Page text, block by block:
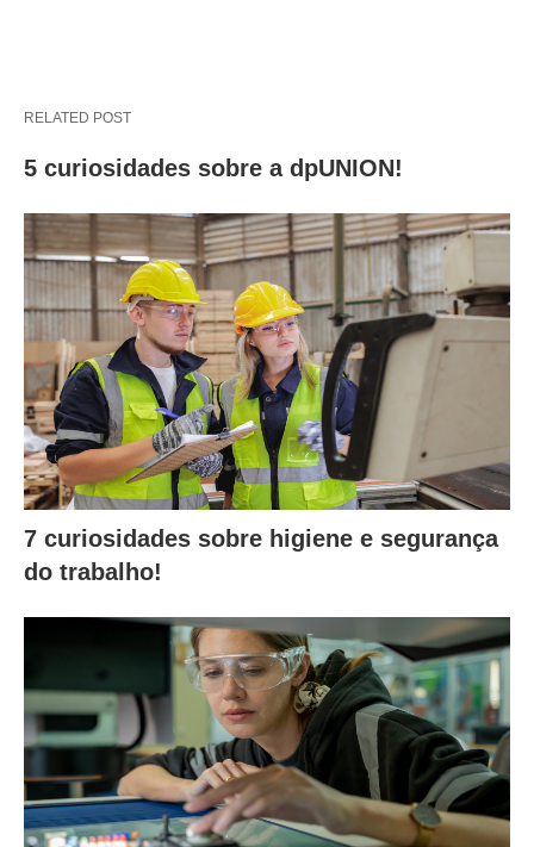
RELATED POST
5 curiosidades sobre a dpUNION!
7 curiosidades sobre higiene e segurança
do trabalho!